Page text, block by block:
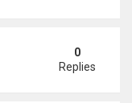
cho người Mỹ
0
Replies